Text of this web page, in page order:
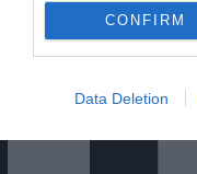
CONFIRM
Data Deletion